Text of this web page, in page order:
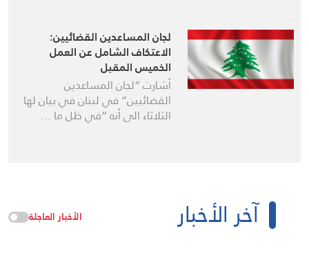
لجان المساعدين القضائيين:
الاعتكاف الشامل عن العمل
الخميس المقبل
أشارت “لجان المساعدين
القضائيين” في لبنان في بيان لها
الثلاثاء الى أنه “في ظل ما …
آخر الأخبار الأخبار العاجلة